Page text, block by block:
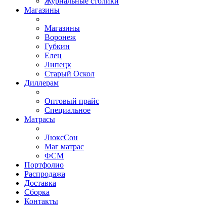
Магазины
Магазины
Воронеж
Губкин
Елец
Липецк
Старый Оскол
Диллерам
Оптовый прайс
Специальное
Матрасы
ЛюксСон
Маг матрас
ФСМ
Портфолио
Распродажа
Доставка
Сборка
Контакты